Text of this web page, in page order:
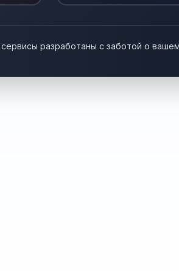
сервисы разработаны с заботой о